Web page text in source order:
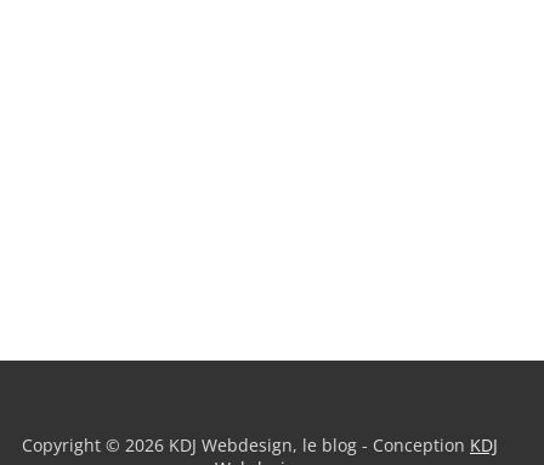
Copyright © 2026 KDJ Webdesign, le blog - Conception KDJ